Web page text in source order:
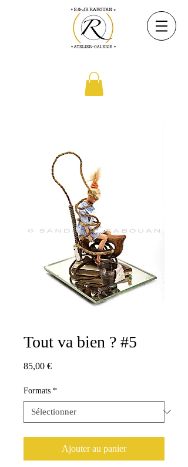
Tout va bien ? #5
85,00 €Prix
Formats *
Ajouter au panier